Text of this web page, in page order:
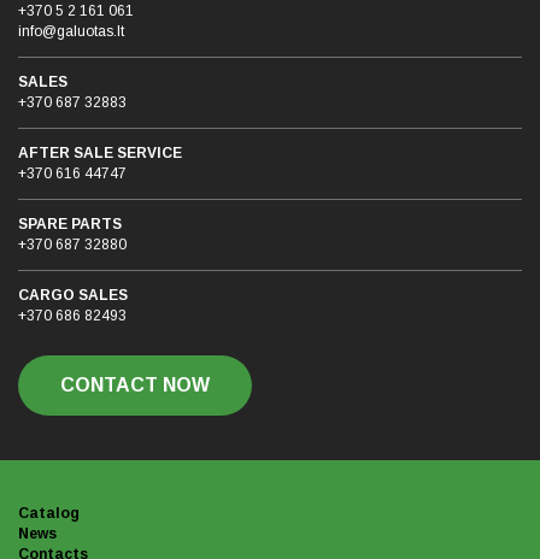
+370 5 2 161 061
info@galuotas.lt
SALES
+370 687 32883
AFTER SALE SERVICE
+370 616 44747
SPARE PARTS
+370 687 32880
CARGO SALES
+370 686 82493
CONTACT NOW
Catalog
News
Contacts